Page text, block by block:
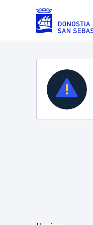
Eduki nagusira joan
Zerbitzuak